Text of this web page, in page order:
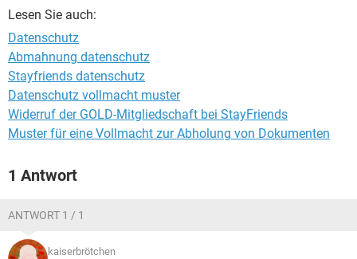
Lesen Sie auch:
Datenschutz
Abmahnung datenschutz
Stayfriends datenschutz
Datenschutz vollmacht muster
Widerruf der GOLD-Mitgliedschaft bei StayFriends
Muster für eine Vollmacht zur Abholung von Dokumenten
1 Antwort
ANTWORT 1 / 1
kaiserbrötchen